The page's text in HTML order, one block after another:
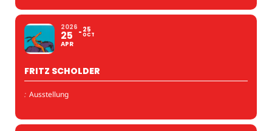
2026
25
APR
25
OCT
FRITZ SCHOLDER
: Ausstellung